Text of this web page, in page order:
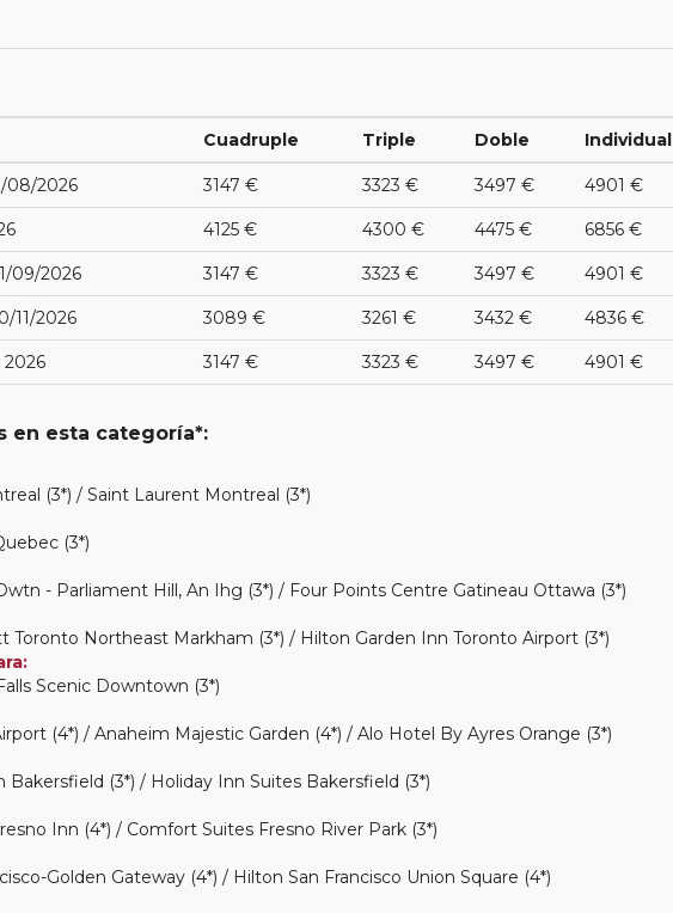
Cuadruple Triple Doble Individual
08/2026 3147 € 3323 € 3497 € 4901 €
4125 € 4300 € 4475 € 6856 €
09/2026 3147 € 3323 € 3497 € 4901 €
11/2026 3089 € 3261 € 3432 € 4836 €
2026 3147 € 3323 € 3497 € 4901 €
en esta categoría*:
(3*) / Saint Laurent Montreal (3*)
(3*)
- Parliament Hill, An Ihg (3*) / Four Points Centre Gatineau Ottawa (3*)
Toronto Northeast Markham (3*) / Hilton Garden Inn Toronto Airport (3*)
Scenic Downtown (3*)
(4*) / Anaheim Majestic Garden (4*) / Alo Hotel By Ayres Orange (3*)
(3*) / Holiday Inn Suites Bakersfield (3*)
Inn (4*) / Comfort Suites Fresno River Park (3*)
Golden Gateway (4*) / Hilton San Francisco Union Square (4*)